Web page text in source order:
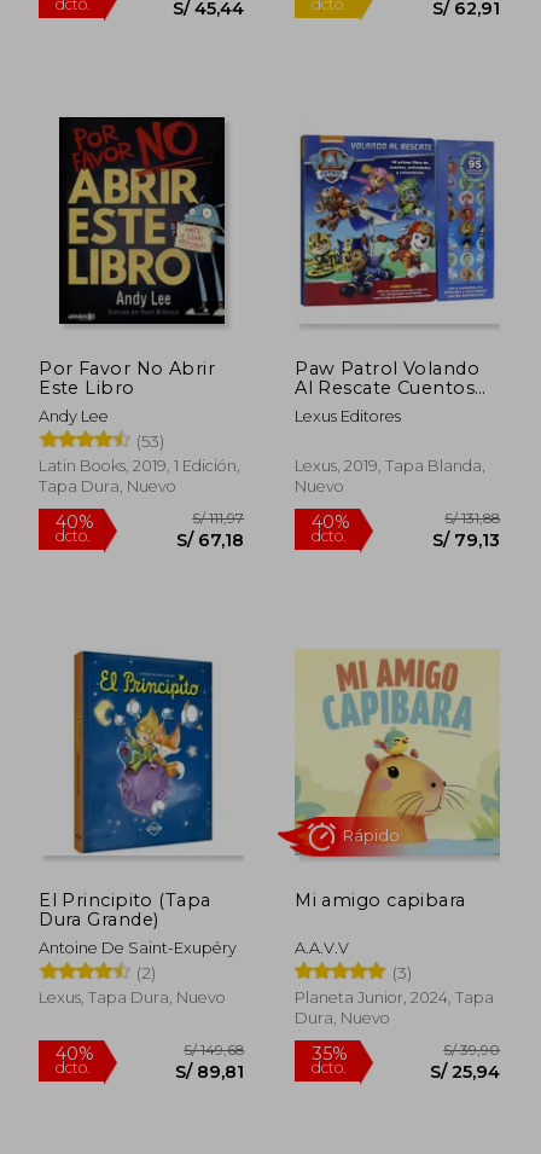
35%
dcto. S/ 45,44
10%
dcto.
S/
S/
Por Favor No Abrir
Este Libro
Andy Lee
(53)
Latin Books, 2019, 1 Edición,
Tapa Dura, Nuevo
dcto. S/ 67,18
Paw Patrol Volando
Al Rescate Cuentos
Actividades Stickers
Lexus Editores
Lexus, 2019, Tapa Blanda,
Nuevo
40%
dcto.
El Principito (Tapa
Dura Grande)
Antoine De Saint-Exupéry
(2)
Lexus, Tapa Dura, Nuevo
Mi amigo capibara
A.A.V.V
(3)
Planeta Junior, 2024, Tapa
Dura, Nuevo